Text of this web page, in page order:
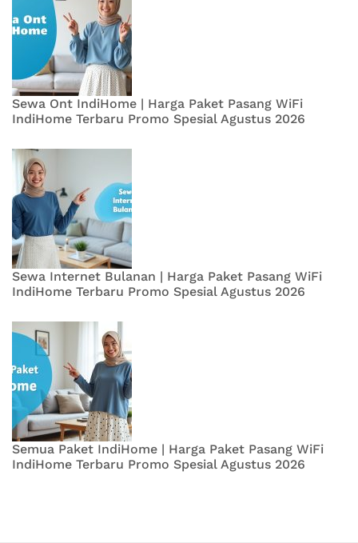
Sewa Ont IndiHome | Harga Paket Pasang WiFi
IndiHome Terbaru Promo Spesial Agustus 2026
Sewa Internet Bulanan | Harga Paket Pasang WiFi
IndiHome Terbaru Promo Spesial Agustus 2026
Semua Paket IndiHome | Harga Paket Pasang WiFi
IndiHome Terbaru Promo Spesial Agustus 2026